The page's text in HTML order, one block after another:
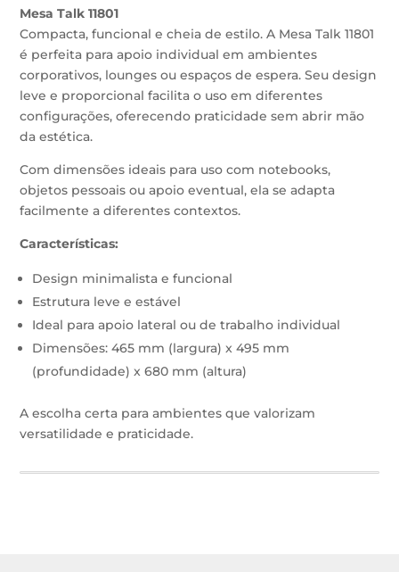
Mesa Talk 11801
Compacta, funcional e cheia de estilo. A Mesa Talk 11801
é perfeita para apoio individual em ambientes
corporativos, lounges ou espaços de espera. Seu design
leve e proporcional facilita o uso em diferentes
configurações, oferecendo praticidade sem abrir mão
da estética.
Com dimensões ideais para uso com notebooks,
objetos pessoais ou apoio eventual, ela se adapta
facilmente a diferentes contextos.
Características:
Design minimalista e funcional
Estrutura leve e estável
Ideal para apoio lateral ou de trabalho individual
Dimensões: 465 mm (largura) x 495 mm
(profundidade) x 680 mm (altura)
A escolha certa para ambientes que valorizam
versatilidade e praticidade.